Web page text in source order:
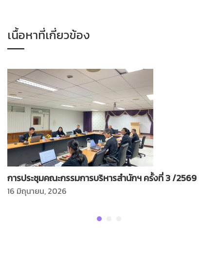
เนื้อหาที่เกี่ยวข้อง
การประชุมคณะกรรมการบริหารสำนักฯ ครั้งที่ 3 /2569
16 มิถุนายน, 2026